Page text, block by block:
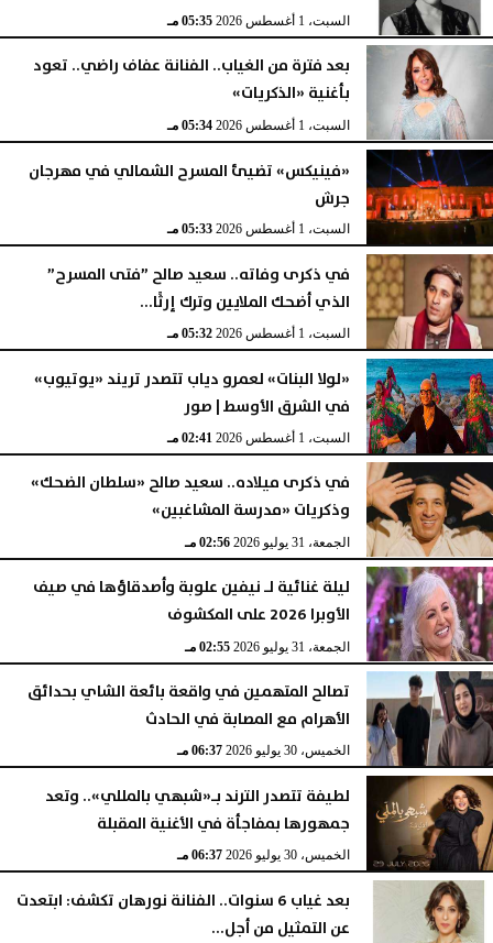
السبت، 1 أغسطس 2026 05:35 مـ
بعد فترة من الغياب.. الفنانة عفاف راضي.. تعود
بأغنية «الذكريات»
السبت، 1 أغسطس 2026 05:34 مـ
«فينيكس» تضيئ المسرح الشمالي في مهرجان
جرش
السبت، 1 أغسطس 2026 05:33 مـ
في ذكرى وفاته.. سعيد صالح ”فتى المسرح”
الذي أضحك الملايين وترك إرثًا...
السبت، 1 أغسطس 2026 05:32 مـ
«لولا البنات» لعمرو دياب تتصدر تريند «يوتيوب»
في الشرق الأوسط | صور
السبت، 1 أغسطس 2026 02:41 مـ
في ذكرى ميلاده.. سعيد صالح «سلطان الضحك»
وذكريات «مدرسة المشاغبين»
الجمعة، 31 يوليو 2026 02:56 مـ
ليلة غنائية لـ نيفين علوبة وأصدقاؤها في صيف
الأوبرا 2026 على المكشوف
الجمعة، 31 يوليو 2026 02:55 مـ
تصالح المتهمين في واقعة بائعة الشاي بحدائق
الأهرام مع المصابة في الحادث
الخميس، 30 يوليو 2026 06:37 مـ
لطيفة تتصدر الترند بـ«شبهي بالمللي».. وتعد
جمهورها بمفاجأة في الأغنية المقبلة
الخميس، 30 يوليو 2026 06:37 مـ
بعد غياب 6 سنوات.. الفنانة نورهان تكشف: ابتعدت
عن التمثيل من أجل...